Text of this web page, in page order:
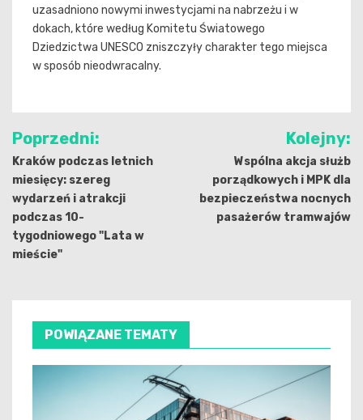
uzasadniono nowymi inwestycjami na nabrzeżu i w
dokach, które według Komitetu Światowego
Dziedzictwa UNESCO zniszczyły charakter tego miejsca
w sposób nieodwracalny.
Nawigacja
wpisu
Poprzedni:
Kraków podczas letnich
miesięcy: szereg
wydarzeń i atrakcji
podczas 10-
tygodniowego "Lata w
mieście"
Kolejny:
Wspólna akcja służb
porządkowych i MPK dla
bezpieczeństwa nocnych
pasażerów tramwajów
POWIĄZANE TEMATY